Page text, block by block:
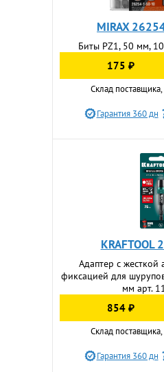
MIRAX
Биты PZ1, 50 мм,
175 ₽
Склад поставщика,
Гарантия 360 дн
KRAFTOOL
Адаптер с жесткой
фиксацией для
мм арт.
854 ₽
Склад поставщика,
Гарантия 360 дн